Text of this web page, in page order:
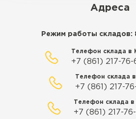
Адреса
Режим работы складов:
Телефон склада в
+7 (861) 217-76-
Телефон склада
+7 (861) 217-
Телефон склада в
+7 (861) 217-